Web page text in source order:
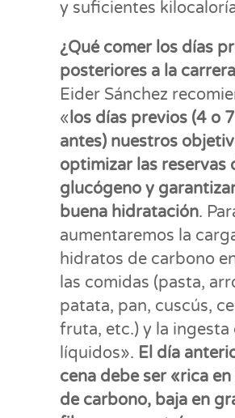
y suficientes
¿Qué comer los días
posteriores a la
Eider Sánchez
«los días previos (4 o
antes) nuestros
optimizar las reservas
glucógeno y
buena hidratación.
aumentaremos la
hidratos de carbono
las comidas (pasta,
patata, pan, cuscús,
fruta, etc.) y la ingesta
líquidos». El día
cena debe ser «rica
de carbono, baja en